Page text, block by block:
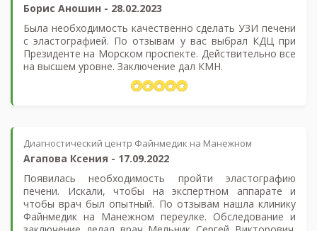
Борис Аношин - 28.02.2023
Была необходимость качественно сделать УЗИ печени
c эластографией. По отзывам у вас выбрал КДЦ при
Президенте на Морском проспекте. Действительно все
на высшем уровне. Заключение дал КМН.
Диагностический центр Файнмедик на Манежном
Агапова Ксения - 17.09.2022
Появилась необходимость пройти эластографию
печени. Искали, чтобы на экспертном аппарате и
чтобы врач был опытный. По отзывам нашла клинику
Файнмедик на Манежном переулке. Обследование и